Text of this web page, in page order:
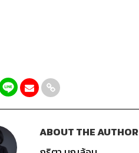
ABOUT THE AUTHOR